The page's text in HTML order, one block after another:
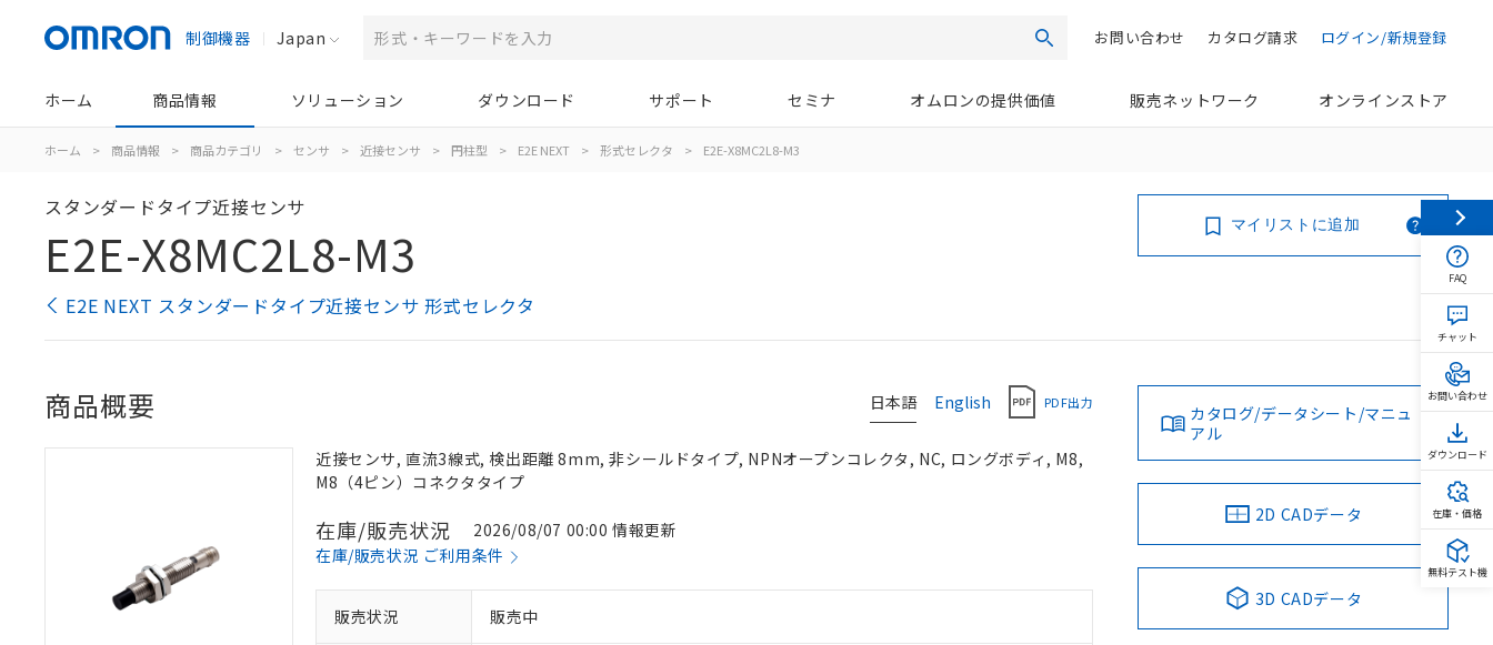
制御機器 Japan 検索 ログイン/新規登録
カタログ請求
お問い合わせ
ホーム 商品情報 ソリューション ダウンロード サポート セミナ オムロンの提供価値 販売ネットワーク オンラインストア
ホーム > 商品情報 > 商品カテゴリ > センサ > 近接センサ > 円柱型 > E2E NEXT > 形式セレクタ > E2E-X8MC2L8-M3
スタンダードタイプ近接センサ
E2E-X8MC2L8-M3
E2E NEXT スタンダードタイプ近接センサ 形式セレクタ
マイリストに追加
日本語 English PDF出力
商品概要
近接センサ, 直流3線式, 検出距離 8mm, 非シールドタイプ, NPNオープンコレクタ, NC, ロングボディ, M8,
M8（4ピン）コネクタタイプ
在庫/販売状況
2026/08/07 00:00 情報更新
在庫/販売状況 ご利用条件
販売状況 販売中
カタログ/データシート/マニュ
アル
2D CADデータ
3D CADデータ
FAQ
チャット
お問い合わせ
ダウンロード
在庫・価格
無料テスト機